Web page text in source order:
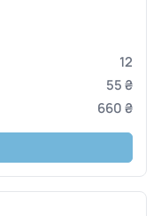
12
55 ₴
660 ₴